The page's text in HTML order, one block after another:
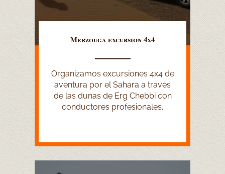
Organizamos excursiones 4x4 de
aventura por el Sahara a través
de las dunas de Erg Chebbi con
conductores profesionales.
Merzouga excursion 4x4